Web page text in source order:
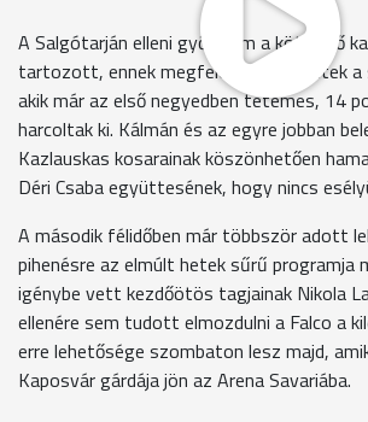
A Salgótarján elleni győzelem a kötelező
tartozott, ennek megfelelően is kezdtek
akik már az első negyedben tetemes, 14
harcoltak ki. Kálmán és az egyre jobban
Kazlauskas kosarainak köszönhetően
Déri Csaba együttesének, hogy nincs
A második félidőben már többször adott
pihenésre az elmúlt hetek sűrű programja
igénybe vett kezdőötös tagjainak Nikola
ellenére sem tudott elmozdulni a Falco a
erre lehetősége szombaton lesz majd,
Kaposvár gárdája jön az Arena Savariába.